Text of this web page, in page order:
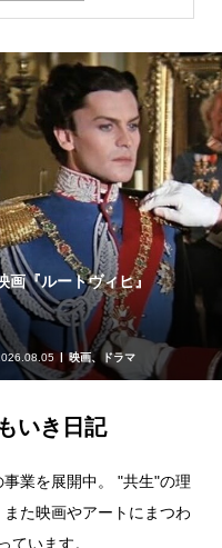
夏仕様のアリーナ
2026.08.02 ホール営業
いき日記
業を展開中。 "共生"の理
た映画やアートにまつわ
ています。